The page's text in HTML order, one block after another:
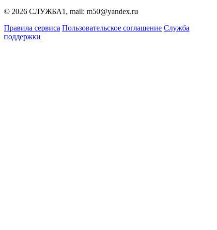
© 2026 СЛУЖБА1, mail: m50@yandex.ru
Правила сервиса Пользовательское соглашение Служба
поддержки